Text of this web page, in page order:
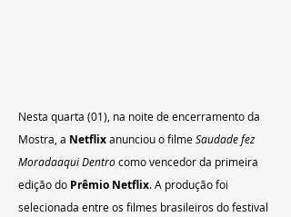
Nesta quarta (01), na noite de encerramento da
Mostra, a Netflix anunciou o filme Saudade fez
Moradaaqui Dentro como vencedor da primeira
edição do Prêmio Netflix. A produção foi
selecionada entre os filmes brasileiros do festival